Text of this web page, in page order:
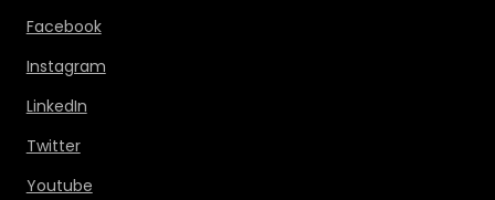
Facebook
Instagram
LinkedIn
Twitter
Youtube